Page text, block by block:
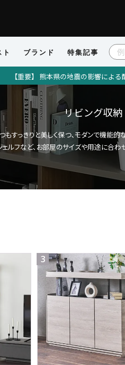
ト ブランド 特集記事
【重要】 熊本県の地震の影響によ
リビング収納
もすっきりと美しく保つ、モダンで機能的
ェルフなど、お部屋のサイズや用途に合わ
3